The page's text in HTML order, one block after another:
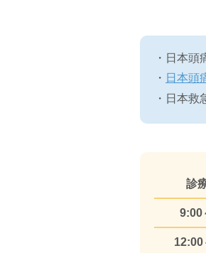
日本頭
日本頭
日本救
診
9:00
12:00